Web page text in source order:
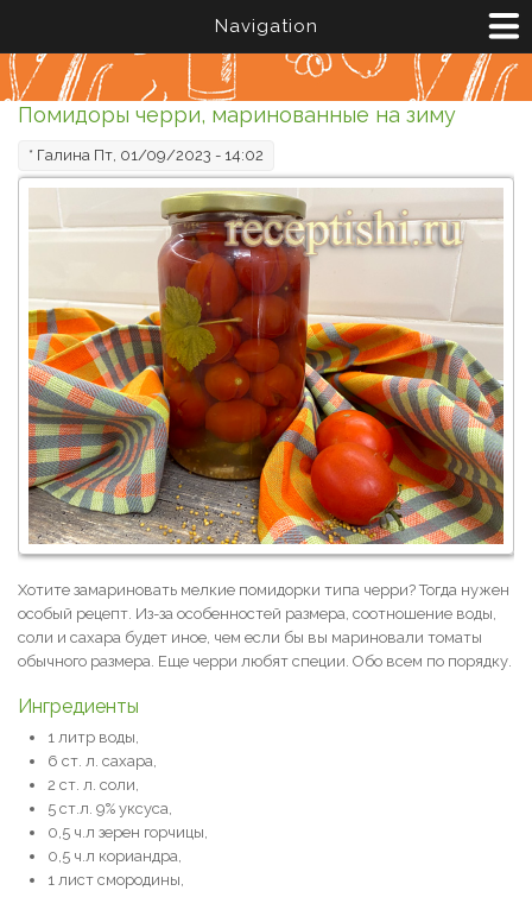
Navigation
Помидоры черри, маринованные на зиму
* Галина Пт, 01/09/2023 - 14:02
Хотите замариновать мелкие помидорки типа черри? Тогда нужен
особый рецепт. Из-за особенностей размера, соотношение воды,
соли и сахара будет иное, чем если бы вы мариновали томаты
обычного размера. Еще черри любят специи. Обо всем по порядку.
Ингредиенты
1 литр воды,
6 ст. л. сахара,
2 ст. л. соли,
5 ст.л. 9% уксуса,
0,5 ч.л зерен горчицы,
0,5 ч.л кориандра,
1 лист смородины,